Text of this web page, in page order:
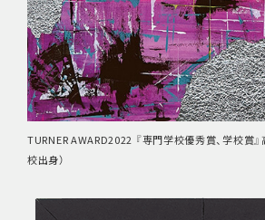
TURNER AWARD2022 『専門学校優秀賞、学校賞』
校出身）